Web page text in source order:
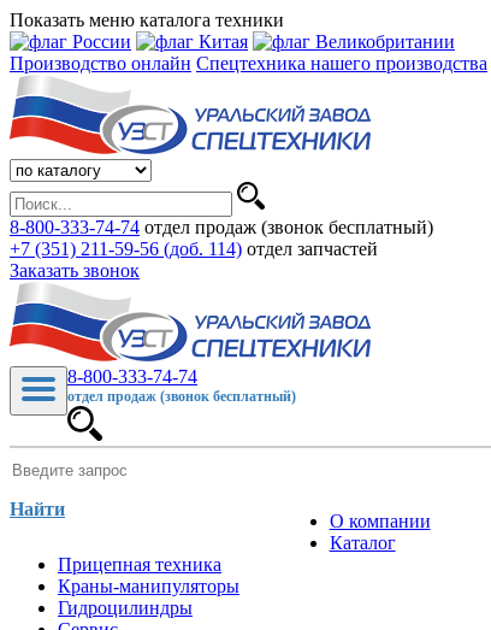
Показать меню каталога техники
Производство онлайн Спецтехника нашего производства
8-800-333-74-74 отдел продаж (звонок бесплатный)
+7 (351) 211-59-56 (доб. 114) отдел запчастей
Заказать звонок
8-800-333-74-74
отдел продаж (звонок бесплатный)
Найти
О компании
Каталог
Прицепная техника
Краны-манипуляторы
Гидроцилиндры